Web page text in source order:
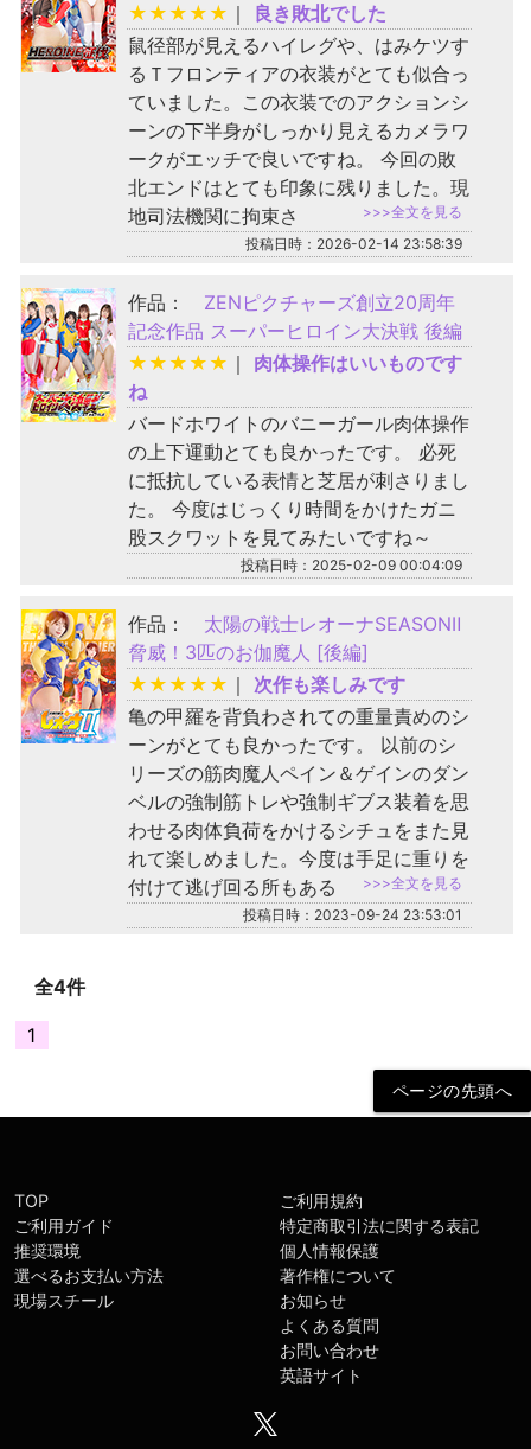
★ ★ ★ ★ ★ ｜ 良き敗北でした
鼠径部が見えるハイレグや、はみケツす
るＴフロンティアの衣装がとても似合っ
ていました。この衣装でのアクションシ
ーンの下半身がしっかり見えるカメラワ
ークがエッチで良いですね。 今回の敗
北エンドはとても印象に残りました。現
地司法機関に拘束さ
>>>全文を見る
投稿日時：2026-02-14 23:58:39
作品： ZENピクチャーズ創立20周年
記念作品 スーパーヒロイン大決戦 後編
★ ★ ★ ★ ★ ｜ 肉体操作はいいものです
ね
バードホワイトのバニーガール肉体操作
の上下運動とても良かったです。 必死
に抵抗している表情と芝居が刺さりまし
た。 今度はじっくり時間をかけたガニ
股スクワットを見てみたいですね～
投稿日時：2025-02-09 00:04:09
作品： 太陽の戦士レオーナSEASONⅡ
脅威！3匹のお伽魔人 [後編]
★ ★ ★ ★ ★ ｜ 次作も楽しみです
亀の甲羅を背負わされての重量責めのシ
ーンがとても良かったです。 以前のシ
リーズの筋肉魔人ペイン＆ゲインのダン
ベルの強制筋トレや強制ギブス装着を思
わせる肉体負荷をかけるシチュをまた見
れて楽しめました。今度は手足に重りを
付けて逃げ回る所もある
>>>全文を見る
投稿日時：2023-09-24 23:53:01
全4件
1
TOP
ご利用ガイド
推奨環境
選べるお支払い方法
現場スチール
ご利用規約
特定商取引法に関する表記
個人情報保護
著作権について
お知らせ
よくある質問
お問い合わせ
英語サイト